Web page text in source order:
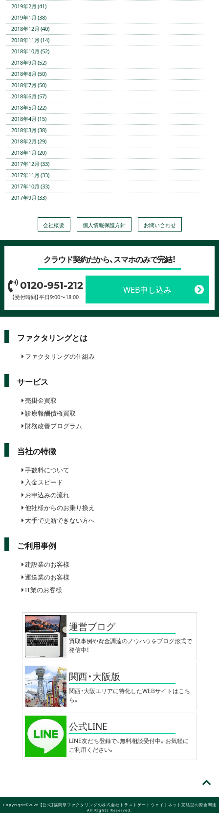
2019年2月 (41)
2019年1月 (38)
2018年12月 (40)
2018年11月 (14)
2018年10月 (52)
2018年9月 (52)
2018年8月 (50)
2018年7月 (50)
2018年6月 (57)
2018年5月 (22)
2018年4月 (15)
2018年3月 (38)
2018年2月 (29)
2018年1月 (20)
2017年12月 (33)
2017年11月 (33)
2017年10月 (33)
2017年9月 (33)
会社概要 個人情報保護方針 お問い合わせ
クラウド契約だから、スマホのみで完結！
0120-951-212
【受付時間】平日9:00〜18:00
WEB申し込み
ファクタリングとは
ファクタリングの仕組み
サービス
売掛金買取
診療報酬債権買取
財務改善プログラム
当社の特徴
手数料について
入金スピード
お申込みの流れ
他社様からのお乗り換え
大手で更新できない方へ
ご利用事例
建設業のお客様
運送業のお客様
IT業のお客様
運営ブログ
買取事例や資金調達のノウハウをブログ形式で
発信中！
関西・大阪版
関西・大阪エリアに特化したWEBサイトはこち
ら。
公式LINE
LINE友だち登録で、無料相談受付中。お気軽に
ご利用ください。
Copyright©2026 【公式】福岡県ファクタリングの株式会社トラストゲートウェイ｜ネット完結型の資金調達
All Rights Reserved.